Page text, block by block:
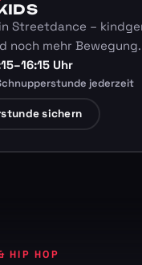
Streetdance –
noch mehr Bewegung.
Uhr
jederzeit
sichern
HIP HOP